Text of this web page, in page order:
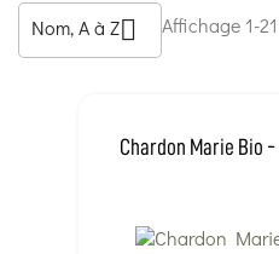
Nom, A à Z Affichage 1-
Chardon Marie Bio